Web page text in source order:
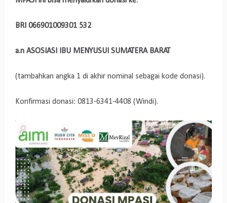
BRI 066901009301 532
a.n ASOSIASI IBU MENYUSUI SUMATERA BARAT
(tambahkan angka 1 di akhir nominal sebagai kode donasi).
Konfirmasi donasi: 0813-6341-4408 (Windi).